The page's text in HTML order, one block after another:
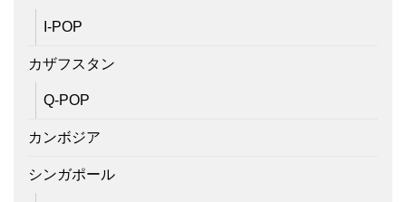
I-POP
カザフスタン
Q-POP
カンボジア
シンガポール